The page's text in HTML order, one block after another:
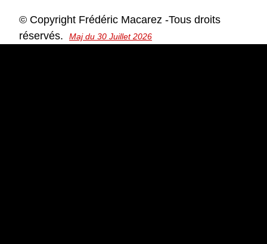
© Copyright Frédéric Macarez -Tous droits
réservés.
Maj du 30 Juillet 2026